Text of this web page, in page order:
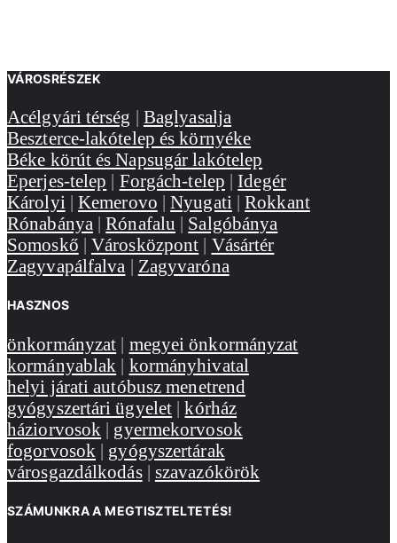
VÁROSRÉSZEK
Acélgyári térség | Baglyasalja
Beszterce-lakótelep és környéke
Béke körút és Napsugár lakótelep
Eperjes-telep | Forgách-telep |Idegér
Károlyi |Kemerovo |Nyugati |Rokkant
Rónabánya |Rónafalu | Salgóbánya
Somoskő |Városközpont | Vásártér
Zagyvapálfalva | Zagyvaróna
HASZNOS
önkormányzat | megyei önkormányzat
kormányablak | kormányhivatal
helyi járati autóbusz menetrend
gyógyszertári ügyelet |kórház
háziorvosok | gyermekorvosok
fogorvosok | gyógyszertárak
városgazdálkodás| szavazókörök
SZÁMUNKRA A MEGTISZTELTETÉS!